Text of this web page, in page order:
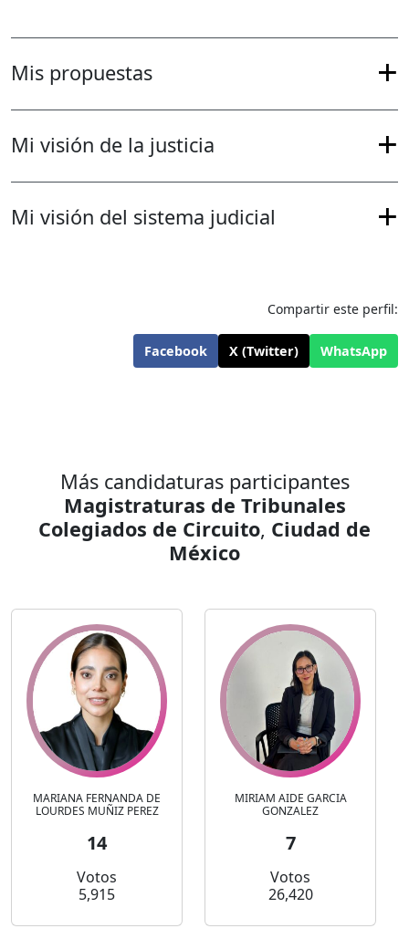
Mis propuestas
Mi visión de la justicia
Mi visión del sistema judicial
Compartir este perfil:
Facebook X (Twitter) WhatsApp
Más candidaturas participantes
Magistraturas de Tribunales
Colegiados de Circuito, Ciudad de
México
MARIANA FERNANDA DE
LOURDES MUÑIZ PEREZ
14
Votos
5,915
MIRIAM AIDE GARCIA
GONZALEZ
7
Votos
26,420